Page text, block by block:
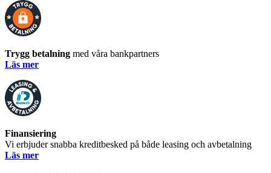
Trygg betalning med våra bankpartners
Läs mer
Finansiering
Vi erbjuder snabba kreditbesked på både leasing och avbetalning
Läs mer